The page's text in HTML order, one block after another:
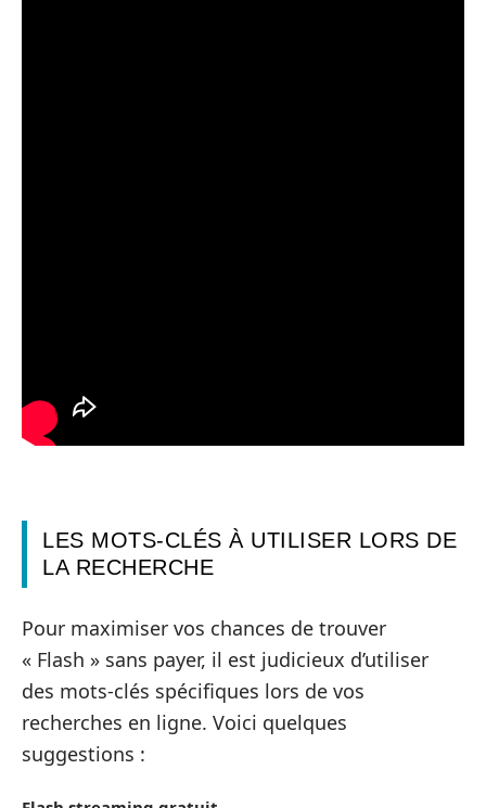
LES MOTS-CLÉS À UTILISER LORS DE
LA RECHERCHE
Pour maximiser vos chances de trouver
« Flash » sans payer, il est judicieux d’utiliser
des mots-clés spécifiques lors de vos
recherches en ligne. Voici quelques
suggestions :